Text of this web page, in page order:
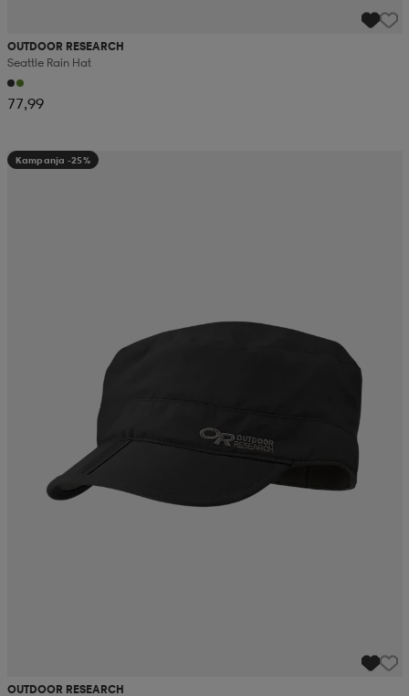
OUTDOOR RESEARCH
Seattle Rain Hat
77,99
Kampanja -25%
OUTDOOR RESEARCH